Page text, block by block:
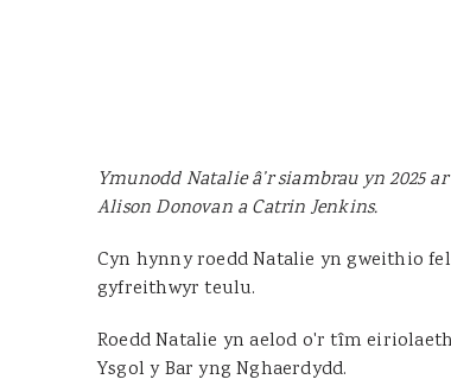
Glenda Owen
TENANTIAID DRWS
James Tillyard KC
Ymunodd Natalie â’r siambrau yn 2025
Alison Donovan a Catrin Jenkins.
Cyn hynny roedd Natalie yn gweithio
gyfreithwyr teulu.
Roedd Natalie yn aelod o'r tîm
Ysgol y Bar yng Nghaerdydd.